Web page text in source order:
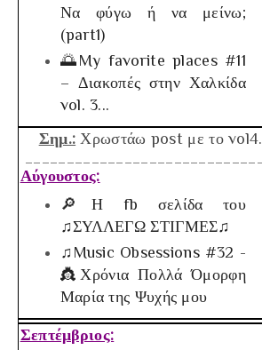
Να φύγω ή να μείνω;
(part1)
🌅My favorite places #11
– Διακοπές στην Χαλκίδα
vol. 3...
Σημ.: Χρωστάω post με το vol4.
Αύγουστος:
🔎Η fb σελίδα του
♫ΣΥΛΛΕΓΩ ΣΤΙΓΜΕΣ♫
♫Music Obsessions #32 -
👸Χρόνια Πολλά Όμορφη
Μαρία της Ψυχής μου
Σεπτέμβριος: